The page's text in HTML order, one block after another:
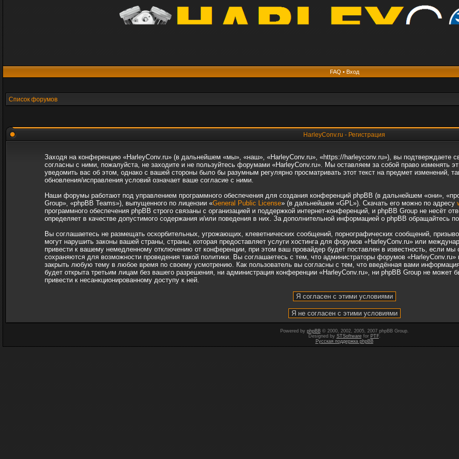
FAQ • Вход
Список форумов
HarleyConv.ru - Регистрация
Заходя на конференцию «HarleyConv.ru» (в дальнейшем «мы», «наш», «HarleyConv.ru», «https://harleyconv.ru»), вы подтверждаете
согласны с ними, пожалуйста, не заходите и не пользуйтесь форумами «HarleyConv.ru». Мы оставляем за собой право изменять
уведомить вас об этом, однако с вашей стороны было бы разумным регулярно просматривать этот текст на предмет изменений,
обновления/исправления условий означает ваше согласие с ними.
Наши форумы работают под управлением программного обеспечения для создания конференций phpBB (в дальнейшем «они»,
Group», «phpBB Teams»), выпущенного по лицензии «General Public License» (в дальнейшем «GPL»). Скачать его можно по адресу
программного обеспечения phpBB строго связаны с организацией и поддержкой интернет-конференций, и phpBB Group не несёт
определяет в качестве допустимого содержания и/или поведения в них. За дополнительной информацией о phpBB обращайтесь
Вы соглашаетесь не размещать оскорбительных, угрожающих, клеветнических сообщений, порнографических сообщений,
могут нарушить законы вашей страны, страны, которая предоставляет услуги хостинга для форумов «HarleyConv.ru» или
привести к вашему немедленному отключению от конференции, при этом ваш провайдер будет поставлен в известность, если
сохраняются для возможности проведения такой политики. Вы соглашаетесь с тем, что администраторы форумов
закрыть любую тему в любое время по своему усмотрению. Как пользователь вы согласны с тем, что введённая вами
будет открыта третьим лицам без вашего разрешения, ни администрация конференции «HarleyConv.ru», ни phpBB Group не может
привести к несанкционированному доступу к ней.
Powered by phpBB© 2000, 2002, 2005, 2007 phpBB Group.
Designed by STSoftwarefor PTF.
Русская поддержка phpBB